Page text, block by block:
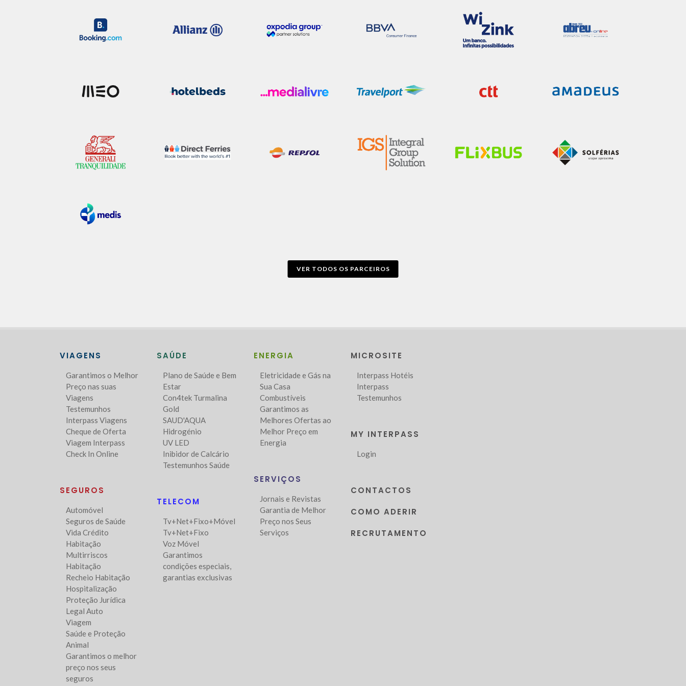
VER TODOS OS PARCEIROS
VIAGENS
Garantimos o Melhor
Preço nas suas
Viagens
Testemunhos
Interpass Viagens
Cheque de Oferta
Viagem Interpass
Check In Online
SEGUROS
Automóvel
Seguros de Saúde
Vida Crédito
Habitação
Multirriscos
Habitação
Recheio Habitação
Hospitalização
Proteção Jurídica
Legal Auto
Viagem
Saúde e Proteção
Animal
Garantimos o melhor
preço nos seus
seguros
SAÚDE
Plano de Saúde e Bem
Estar
Con4tek Turmalina
Gold
SAUD'AQUA
Hidrogénio
UV LED
Inibidor de Calcário
Testemunhos Saúde
TELECOM
Tv+Net+Fixo+Móvel
Tv+Net+Fixo
Voz Móvel
Garantimos
condições especiais,
garantias exclusivas
ENERGIA
Eletricidade e Gás na
Sua Casa
Combustíveis
Garantimos as
Melhores Ofertas ao
Melhor Preço em
Energia
SERVIÇOS
Jornais e Revistas
Garantia de Melhor
Preço nos Seus
Serviços
MICROSITE
Interpass Hotéis
Interpass
Testemunhos
MY INTERPASS
Login
CONTACTOS
COMO ADERIR
RECRUTAMENTO